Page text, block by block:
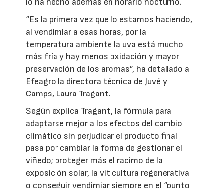
“Es la primera vez que lo estamos haciendo,
al vendimiar a esas horas, por la
temperatura ambiente la uva está mucho
más fría y hay menos oxidación y mayor
preservación de los aromas”, ha detallado a
Efeagro la directora técnica de Juvé y
Camps, Laura Tragant.
Según explica Tragant, la fórmula para
adaptarse mejor a los efectos del cambio
climático sin perjudicar el producto final
pasa por cambiar la forma de gestionar el
viñedo; proteger más el racimo de la
exposición solar, la viticultura regenerativa
o conseguir vendimiar siempre en el “punto